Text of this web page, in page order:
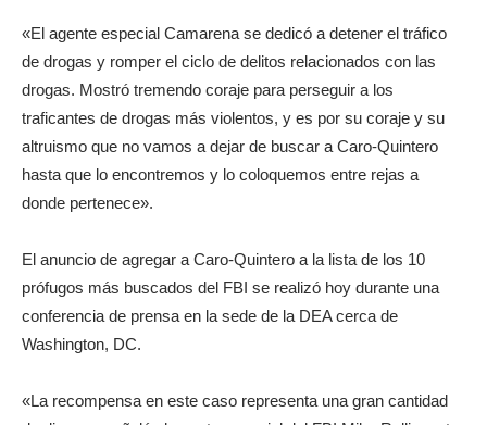
«El agente especial Camarena se dedicó a detener el tráfico
de drogas y romper el ciclo de delitos relacionados con las
drogas. Mostró tremendo coraje para perseguir a los
traficantes de drogas más violentos, y es por su coraje y su
altruismo que no vamos a dejar de buscar a Caro-Quintero
hasta que lo encontremos y lo coloquemos entre rejas a
donde pertenece».
El anuncio de agregar a Caro-Quintero a la lista de los 10
prófugos más buscados del FBI se realizó hoy durante una
conferencia de prensa en la sede de la DEA cerca de
Washington, DC.
«La recompensa en este caso representa una gran cantidad